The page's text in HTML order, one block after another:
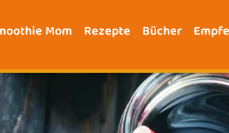
Mom Rezepte Bücher